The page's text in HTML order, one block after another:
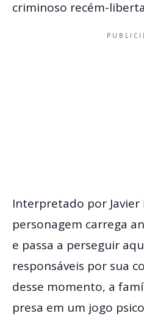
criminoso recém-
Interpretado por Javier
personagem carrega
e passa a perseguir
responsáveis por sua
desse momento, a
presa em um jogo